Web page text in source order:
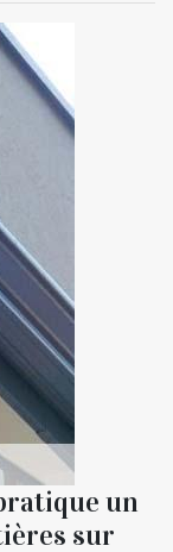
un
sur